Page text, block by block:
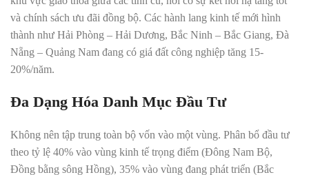
và chính sách ưu đãi đồng bộ. Các hành lang kinh tế mới hình
thành như Hải Phòng – Hải Dương, Bắc Ninh – Bắc Giang, Đà
Nẵng – Quảng Nam đang có giá đất công nghiệp tăng 15-
20%/năm.
Đa Dạng Hóa Danh Mục Đầu Tư
Không nên tập trung toàn bộ vốn vào một vùng. Phân bổ đầu tư
theo tỷ lệ 40% vào vùng kinh tế trọng điểm (Đông Nam Bộ,
Đồng bằng sông Hồng), 35% vào vùng đang phát triển (Bắc